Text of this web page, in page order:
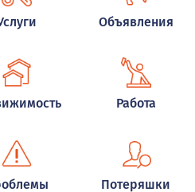
Объявления
Работа
Потеряшки